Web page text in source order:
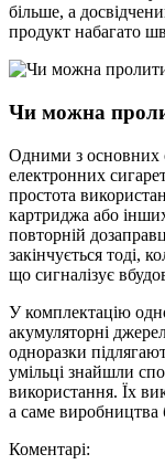
більше, а
продукт набагато
Чи можна
Одними з основних
електронних
простота
картриджа або
повторній
закінчується тоді,
що сигналізує
У комплектацію
акумуляторні
одноразки
умільці знайшли
використання. Їх
а саме виробництва
Коментарі: